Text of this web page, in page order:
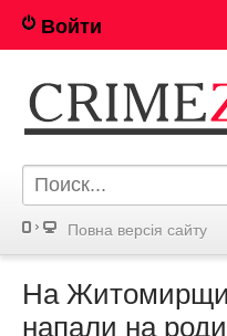
Войти
Повна версія сайту
На
напали на